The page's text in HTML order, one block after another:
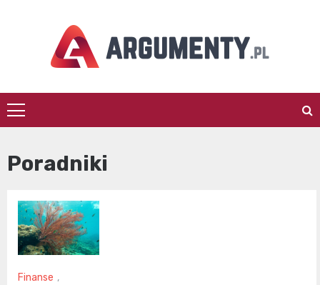
argumenty.pl
Poradniki
Finanse ,